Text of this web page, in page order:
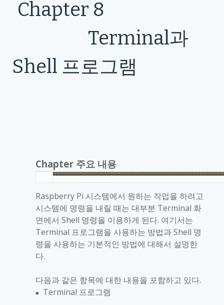
Chapter 8
Terminal과
Shell 프로그램
Chapter 주요 내용
Raspberry Pi시스템에서 원하는 작업을 하려고
시스템에 명령을 내릴 때는 대부분 Terminal 화
면에서 Shell 명령을 이용하게 된다. 여기서는
Terminal 프로그램을 사용하는 방법과Shell 명
령을 사용하는 기본적인 방법에 대해서 설명한
다.
다음과 같은 항목에 대한 내용을 포함하고 있다.
■ Terminal 프로그램